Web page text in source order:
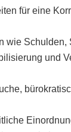
für eine
wie Schulden,
und